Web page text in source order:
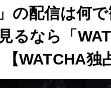
の配信は何
るなら「
WATCHA独